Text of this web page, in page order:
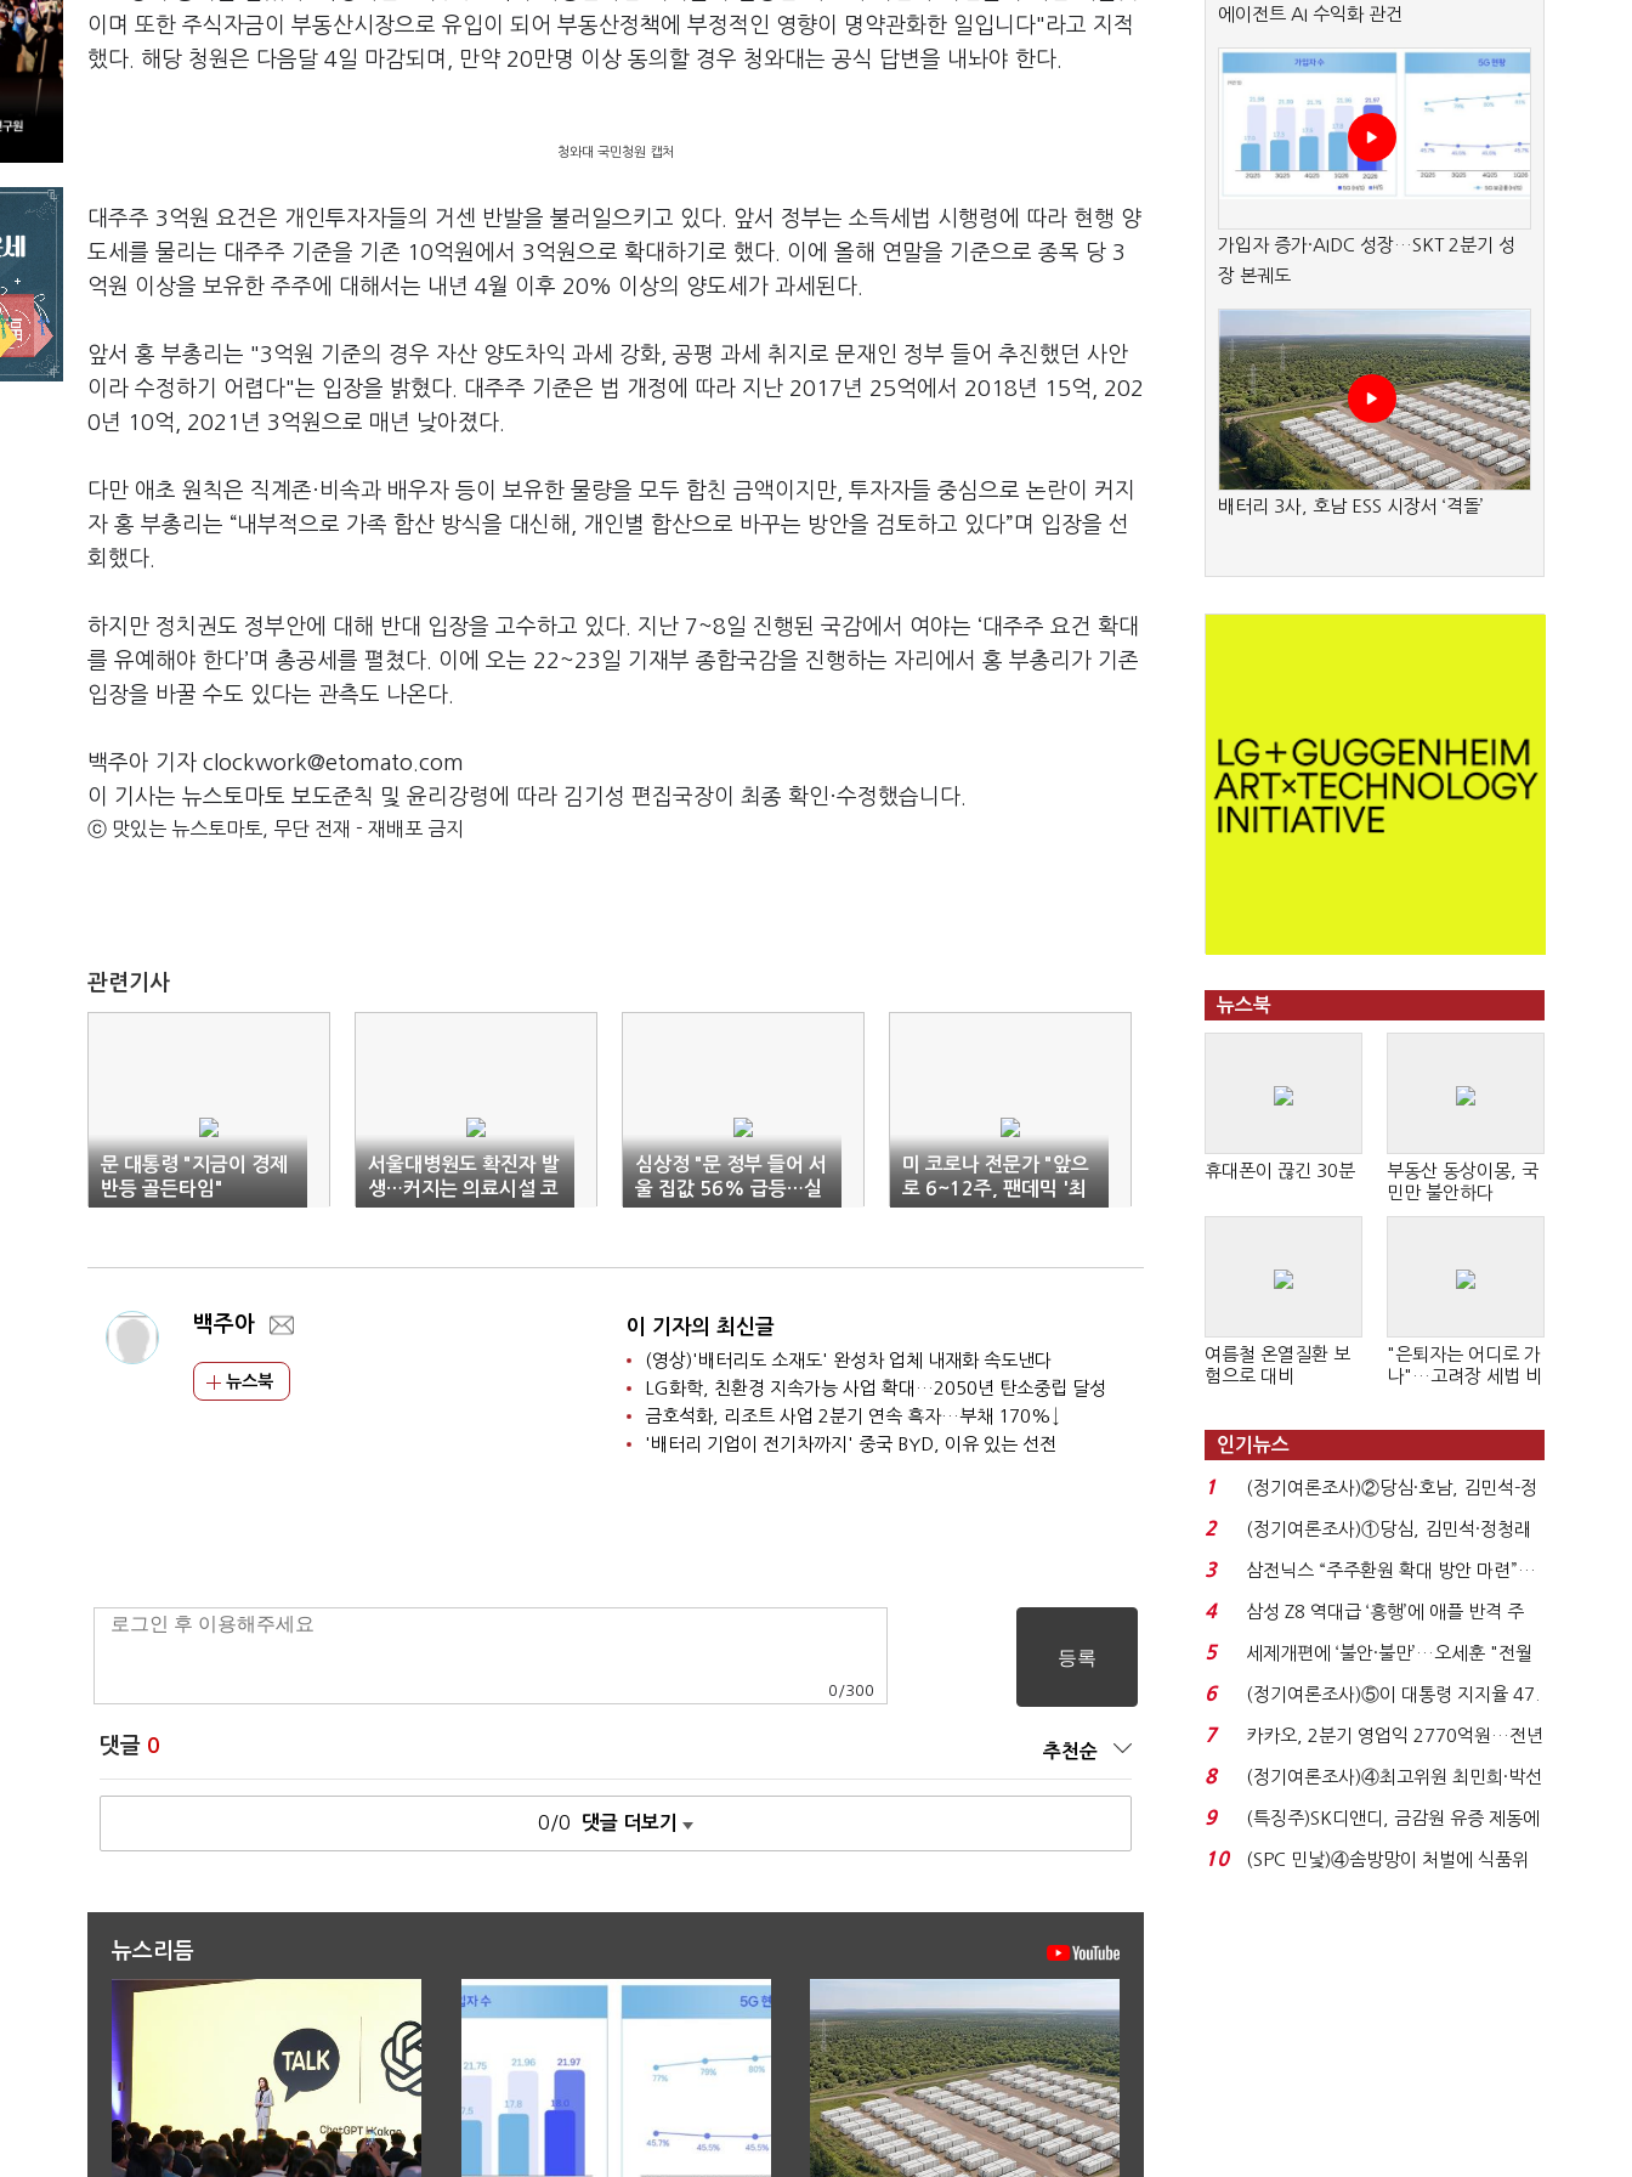
이며 또한 주식자금이 부동산시장으로 유입이 되어 부동산정책에 부정적인 영향이 명약관화한 일입니다"라고 지적
했다. 해당 청원은 다음달 4일 마감되며, 만약 20만명 이상 동의할 경우 청와대는 공식 답변을 내놔야 한다.
청와대 국민청원 캡처
대주주 3억원 요건은 개인투자자들의 거센 반발을 불러일으키고 있다. 앞서 정부는 소득세법 시행령에 따라 현행 양
도세를 물리는 대주주 기준을 기존 10억원에서 3억원으로 확대하기로 했다. 이에 올해 연말을 기준으로 종목 당 3
억원 이상을 보유한 주주에 대해서는 내년 4월 이후 20% 이상의 양도세가 과세된다.
앞서 홍 부총리는 "3억원 기준의 경우 자산 양도차익 과세 강화, 공평 과세 취지로 문재인 정부 들어 추진했던 사안
이라 수정하기 어렵다"는 입장을 밝혔다. 대주주 기준은 법 개정에 따라 지난 2017년 25억에서 2018년 15억, 202
0년 10억, 2021년 3억원으로 매년 낮아졌다.
다만 애초 원칙은 직계존·비속과 배우자 등이 보유한 물량을 모두 합친 금액이지만, 투자자들 중심으로 논란이 커지
자 홍 부총리는 “내부적으로 가족 합산 방식을 대신해, 개인별 합산으로 바꾸는 방안을 검토하고 있다”며 입장을 선
회했다.
하지만 정치권도 정부안에 대해 반대 입장을 고수하고 있다. 지난 7~8일 진행된 국감에서 여야는 ‘대주주 요건 확대
를 유예해야 한다’며 총공세를 펼쳤다. 이에 오는 22~23일 기재부 종합국감을 진행하는 자리에서 홍 부총리가 기존
입장을 바꿀 수도 있다는 관측도 나온다.
백주아 기자 clockwork@etomato.com
이 기사는 뉴스토마토 보도준칙 및 윤리강령에 따라 김기성 편집국장이 최종 확인·수정했습니다.
ⓒ 맛있는 뉴스토마토, 무단 전재 - 재배포 금지
관련기사
문 대통령 "지금이 경제
반등 골든타임"
서울대병원도 확진자 발
생…커지는 의료시설 코
로나 불안감
심상정 "문 정부 들어 서
울 집값 56% 급등…실
패 인정하라"
미 코로나 전문가 "앞으
로 6~12주, 팬데믹 '최
대 암흑기' 될것"
백주아
뉴스북
이 기자의 최신글
(영상)'배터리도 소재도' 완성차 업체 내재화 속도낸다
LG화학, 친환경 지속가능 사업 확대…2050년 탄소중립 달성
금호석화, 리조트 사업 2분기 연속 흑자…부채 170%↓
'배터리 기업이 전기차까지' 중국 BYD, 이유 있는 선전
0 /300
댓글 0 추천순
0/0 댓글 더보기
뉴스리듬
에이전트 AI 수익화 관건
가입자 증가·AIDC 성장…SKT 2분기 성
장 본궤도
배터리 3사, 호남 ESS 시장서 ‘격돌’
뉴스북
휴대폰이 끊긴 30분
부동산 동상이몽, 국
민만 불안하다
여름철 온열질환 보
험으로 대비
"은퇴자는 어디로 가
나"…고려장 세법 비
인기뉴스
1
(정기여론조사)②당심·호남, 김민석-정
청래 '초접전'...
2
(정기여론조사)①당심, 김민석·정청래
'초접전'…대통령 ...
3
삼전닉스 “주주환원 확대 방안 마련”…
로이터에 성명...
4
삼성 Z8 역대급 ‘흥행’에 애플 반격 주
목…9월 ‘폴...
5
세제개편에 ‘불안·불만’…오세훈 "전월
세 구하기 더 ...
6
(정기여론조사)⑤이 대통령 지지율 47.
7%…일주일 만에 ...
7
카카오, 2분기 영업익 2770억원…전년
비 36% 증가...
8
(정기여론조사)④최고위원 최민희·박선
원 '양강'…서미...
9
(특징주)SK디앤디, 금감원 유증 제동에
장 초반 상한가...
10
(SPC 민낯)④솜방망이 처벌에 식품위